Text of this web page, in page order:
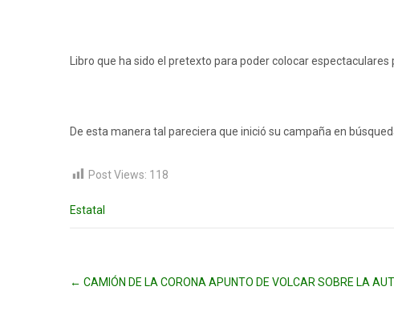
Libro que ha sido el pretexto para poder colocar espectaculares
De esta manera tal pareciera que inició su campaña en
Post Views: 118
Estatal
navigation
← CAMIÓN DE LA CORONA APUNTO DE VOLCAR SOBRE LA